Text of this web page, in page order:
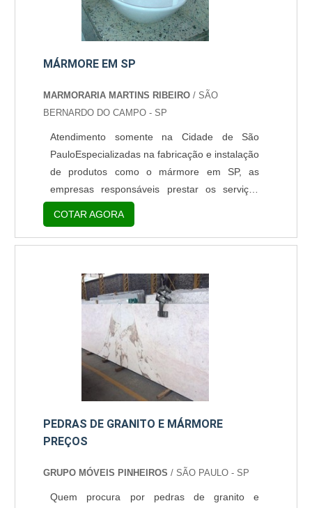
MÁRMORE EM SP
MARMORARIA MARTINS RIBEIRO / SÃO
BERNARDO DO CAMPO - SP
Atendimento somente na Cidade de São
PauloEspecializadas na fabricação e instalação
de produtos como o mármore em SP, as
empresas responsáveis prestar os serviços
estão: revestimento de mármore para
banheiro, fabricação e instalação de pias de
cozinha, pia batismal, altar, púlpito,
custo-benefício; Ótimo acabamento; Grande
resistência; Praticidade.É indicado que as
peças de mármore sejam aplicadas por
profissionais competentes e experientes.
Clientes.
COTAR AGORA
PEDRAS DE GRANITO E MÁRMORE
PREÇOS
GRUPO MÓVEIS PINHEIROS / SÃO PAULO - SP
Quem procura por pedras de granito e